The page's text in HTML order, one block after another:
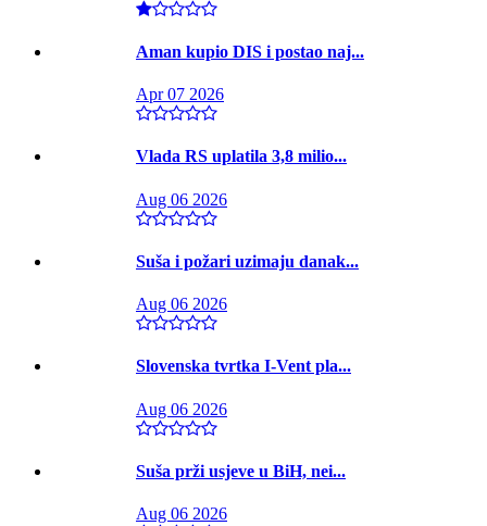
Aman kupio DIS i postao naj...
Apr 07 2026
Vlada RS uplatila 3,8 milio...
Aug 06 2026
Suša i požari uzimaju danak...
Aug 06 2026
Slovenska tvrtka I-Vent pla...
Aug 06 2026
Suša prži usjeve u BiH, nei...
Aug 06 2026